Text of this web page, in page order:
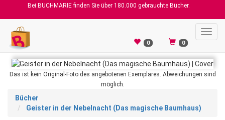
Bei BUCHMARIE finden Sie über 180.000 gebrauchte Bücher.
0 0
Das ist kein Original-Foto des angebotenen Exemplares. Abweichungen sind
möglich.
Bücher
Geister in der Nebelnacht (Das magische Baumhaus)